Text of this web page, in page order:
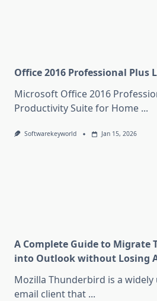
Office 2016 Professional Plus
Microsoft Office 2016
Productivity Suite for Home ...
Softwarekeyworld Jan 15, 2026
A Complete Guide to Migrate
into Outlook without Losing
Mozilla Thunderbird is a
email client that ...